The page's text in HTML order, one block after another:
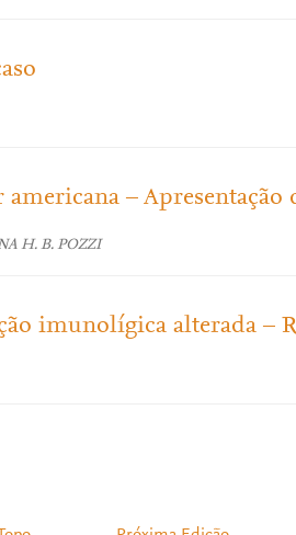
– Apresentação
H. B. POZZI
imunolígica alterada –